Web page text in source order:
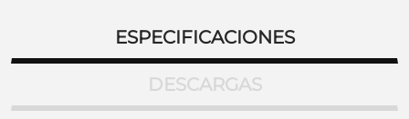
ESPECIFICACIONES
DESCARGAS